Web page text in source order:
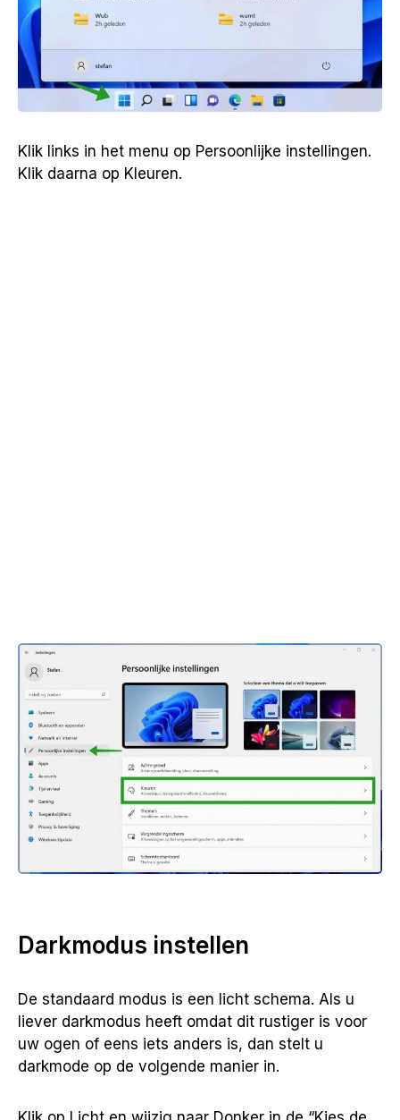
Klik links in het menu op Persoonlijke instellingen.
Klik daarna op Kleuren.
Darkmodus instellen
De standaard modus is een licht schema. Als u
liever darkmodus heeft omdat dit rustiger is voor
uw ogen of eens iets anders is, dan stelt u
darkmode op de volgende manier in.